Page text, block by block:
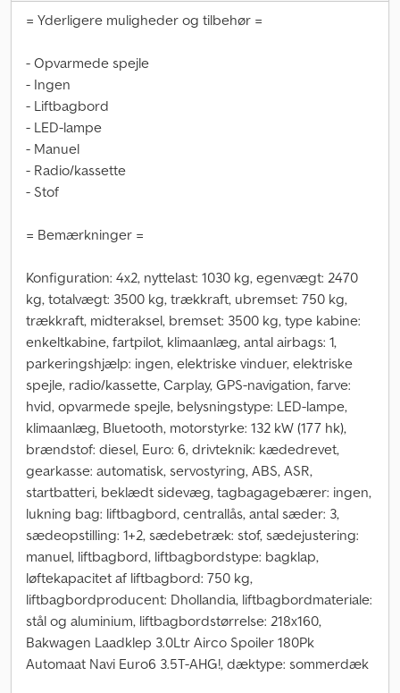
= Yderligere muligheder og tilbehør =
- Opvarmede spejle
- Ingen
- Liftbagbord
- LED-lampe
- Manuel
- Radio/kassette
- Stof
= Bemærkninger =
Konfiguration: 4x2, nyttelast: 1030 kg, egenvægt: 2470
kg, totalvægt: 3500 kg, trækkraft, ubremset: 750 kg,
trækkraft, midteraksel, bremset: 3500 kg, type kabine:
enkeltkabine, fartpilot, klimaanlæg, antal airbags: 1,
parkeringshjælp: ingen, elektriske vinduer, elektriske
spejle, radio/kassette, Carplay, GPS-navigation, farve:
hvid, opvarmede spejle, belysningstype: LED-lampe,
klimaanlæg, Bluetooth, motorstyrke: 132 kW (177 hk),
brændstof: diesel, Euro: 6, drivteknik: kædedrevet,
gearkasse: automatisk, servostyring, ABS, ASR,
startbatteri, beklædt sidevæg, tagbagagebærer: ingen,
lukning bag: liftbagbord, centrallås, antal sæder: 3,
sædeopstilling: 1+2, sædebetræk: stof, sædejustering:
manuel, liftbagbord, liftbagbordstype: bagklap,
løftekapacitet af liftbagbord: 750 kg,
liftbagbordproducent: Dhollandia, liftbagbordmateriale:
stål og aluminium, liftbagbordstørrelse: 218x160,
Bakwagen Laadklep 3.0Ltr Airco Spoiler 180Pk
Automaat Navi Euro6 3.5T-AHG!, dæktype: sommerdæk